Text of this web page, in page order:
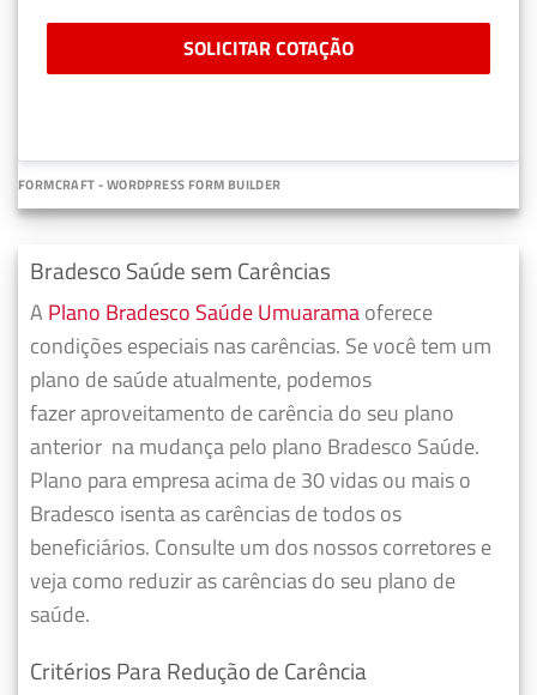
SOLICITAR COTAÇÃO
FORMCRAFT - WORDPRESS FORM BUILDER
Bradesco Saúde sem Carências
A Plano Bradesco Saúde Umuaramaoferece
condições especiais nas carências. Se você tem um
plano de saúde atualmente, podemos
fazeraproveitamento de carência do seu plano
anterior na mudança pelo plano Bradesco Saúde.
Plano para empresa acima de 30 vidas ou mais o
Bradesco isenta as carências de todos os
beneficiários. Consulte um dos nossos corretores e
veja como reduzir as carências do seu plano de
saúde.
Critérios Para Redução de Carência